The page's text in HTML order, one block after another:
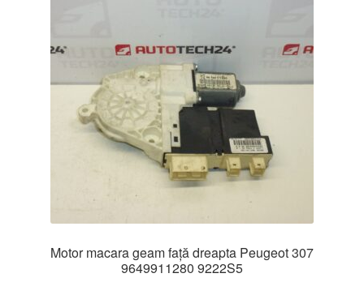
Motor macara geam față dreapta Peugeot 307
9649911280 9222S5